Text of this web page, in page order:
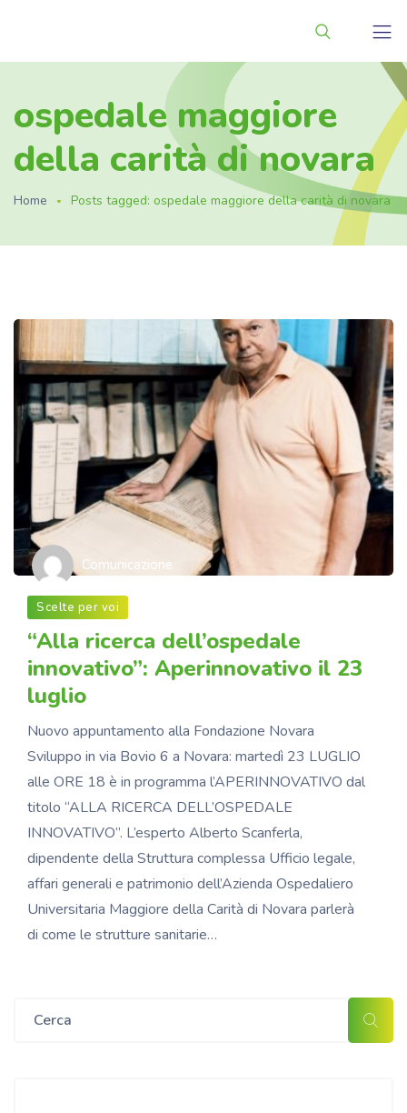
ospedale maggiore
della carità di novara
Home Posts tagged: ospedale maggiore della carità di novara
Comunicazione
Scelte per voi
“Alla ricerca dell’ospedale
innovativo”: Aperinnovativo il 23
luglio
Nuovo appuntamento alla Fondazione Novara
Sviluppo in via Bovio 6 a Novara: martedì 23 LUGLIO
alle ORE 18 è in programma l’APERINNOVATIVO dal
titolo “ALLA RICERCA DELL’OSPEDALE
INNOVATIVO”. L’esperto Alberto Scanferla,
dipendente della Struttura complessa Ufficio legale,
affari generali e patrimonio dell’Azienda Ospedaliero
Universitaria Maggiore della Carità di Novara parlerà
di come le strutture sanitarie…